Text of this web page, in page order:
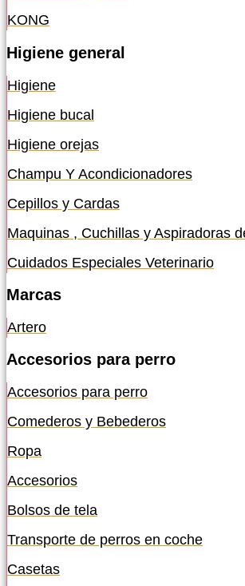
KONG
Higiene general
Higiene
Higiene bucal
Higiene orejas
Champu Y Acondicionadores
Cepillos y Cardas
Maquinas , Cuchillas y Aspiradoras
Cuidados Especiales Veterinario
Marcas
Artero
Accesorios para perro
Accesorios para perro
Comederos y Bebederos
Ropa
Accesorios
Bolsos de tela
Transporte de perros en coche
Casetas